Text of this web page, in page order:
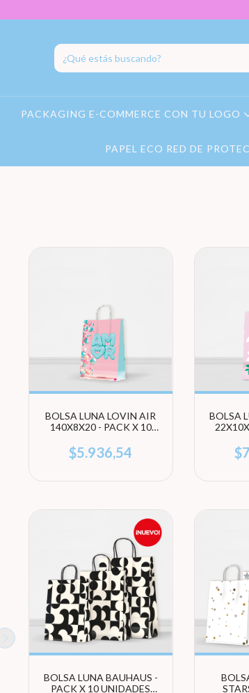
PACKAGING E-COMMERCE CON TU LOGO
PAPEL ECO RED DE
BOLSA LUNA LOVIN AIR
140X8X20 - PACK X 10
$5.936,54
BOLSA
BOLSA LUNA BAUHAUS -
PACK X 10 UNIDADES